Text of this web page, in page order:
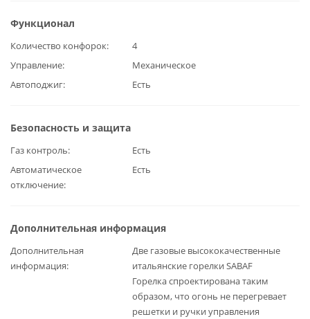
Функционал
Количество конфорок
4
Управление
Механическое
Автоподжиг
Есть
Безопасность и защита
Газ контроль
Есть
Автоматическое
отключение
Есть
Дополнительная информация
Дополнительная
информация
Две газовые высококачественные
итальянские горелки SABAF
Горелка спроектирована таким
образом, что огонь не перегревает
решетки и ручки управления